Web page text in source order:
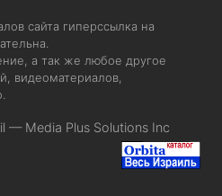
сайта гиперссылка на
а так же любое другое
видеоматериалов,
— Media Plus Solutions Inc